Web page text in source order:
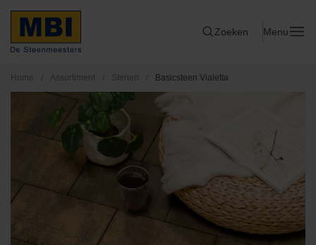
Zoeken Menu
Home / Assortiment / Stenen / Basicsteen Vialetta